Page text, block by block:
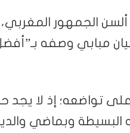
الجمهور المغربي،
مبابي وصفه
تواضعه؛ إذ لا يجد
البسيطة وبماضي